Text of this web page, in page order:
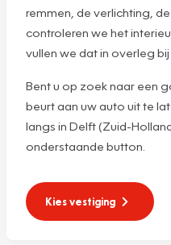
remmen, de verlichting,
controleren we het
vullen we dat in overleg
Bent u op zoek naar een
beurt aan uw auto uit te
langs in Delft (Zuid-
onderstaande button.
Kies vestiging